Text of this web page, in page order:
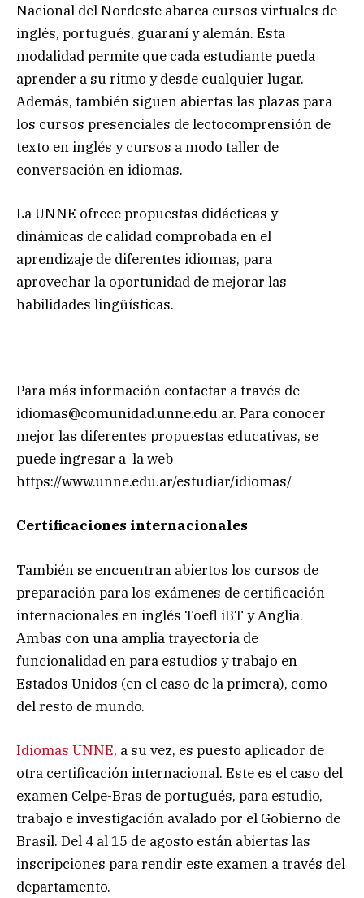
Nacional del Nordeste abarca cursos virtuales de
inglés, portugués, guaraní y alemán. Esta
modalidad permite que cada estudiante pueda
aprender a su ritmo y desde cualquier lugar.
Además, también siguen abiertas las plazas para
los cursos presenciales de lectocomprensión de
texto en inglés y cursos a modo taller de
conversación en idiomas.
La UNNE ofrece propuestas didácticas y
dinámicas de calidad comprobada en el
aprendizaje de diferentes idiomas, para
aprovechar la oportunidad de mejorar las
habilidades lingüísticas.
Para más información contactar a través de
idiomas@comunidad.unne.edu.ar. Para conocer
mejor las diferentes propuestas educativas, se
puede ingresar a la web
https://www.unne.edu.ar/estudiar/idiomas/
Certificaciones internacionales
También se encuentran abiertos los cursos de
preparación para los exámenes de certificación
internacionales en inglés Toefl iBT y Anglia.
Ambas con una amplia trayectoria de
funcionalidad en para estudios y trabajo en
Estados Unidos (en el caso de la primera), como
del resto de mundo.
Idiomas UNNE, a su vez, es puesto aplicador de
otra certificación internacional. Este es el caso del
examen Celpe-Bras de portugués, para estudio,
trabajo e investigación avalado por el Gobierno de
Brasil. Del 4 al 15 de agosto están abiertas las
inscripciones para rendir este examen a través del
departamento.